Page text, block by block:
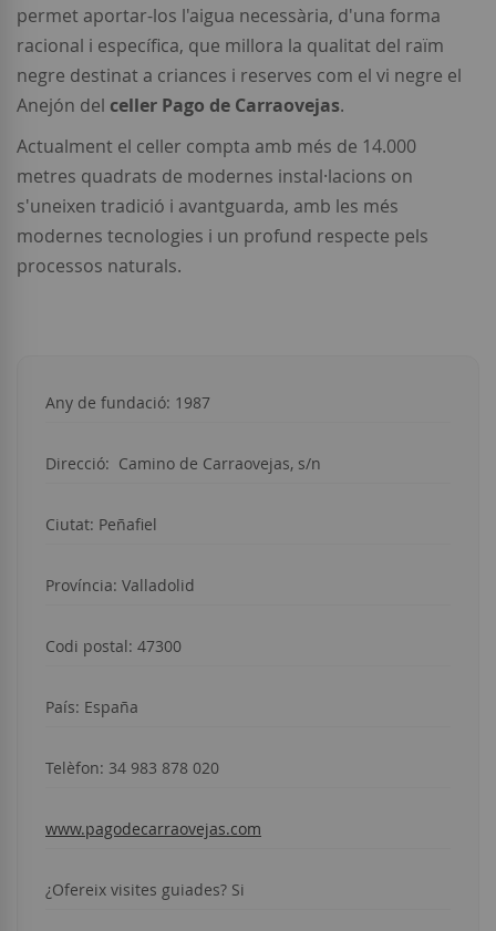
permet aportar-los l'aigua necessària, d'una forma
racional i específica, que millora la qualitat del raïm
negre destinat a criances i reserves com el vi negre el
Anejón del celler Pago de Carraovejas.
Actualment el celler compta amb més de 14.000
metres quadrats de modernes instal·lacions on
s'uneixen tradició i avantguarda, amb les més
modernes tecnologies i un profund respecte pels
processos naturals.
Any de fundació: 1987
Direcció: Camino de Carraovejas, s/n
Ciutat: Peñafiel
Província: Valladolid
Codi postal: 47300
País: España
Telèfon: 34 983 878 020
www.pagodecarraovejas.com
¿Ofereix visites guiades? Si